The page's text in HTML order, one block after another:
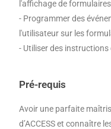
l'affichage de
- Programmer des
l'utilisateur sur les
- Utiliser des instructions
Pré-requis
Avoir une parfaite
d’ACCESS et connaître